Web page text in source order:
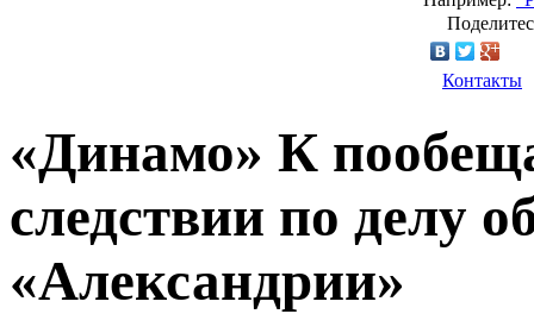
Контакты
«Динамо» К
следствии по делу
«Александрии»